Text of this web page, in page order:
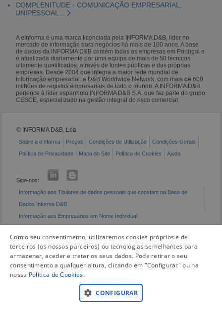
COMPLENITUDE - COMUNICAÇÃO EMPRESARIAL,
UNIPESSOAL...
A eInforma é uma marca licenciada pela INFORMA D&B, líder no
mercado de informação para negócios há mais de 100 anos. A base
de dados da INFORMA D&B contém todas as empresas em Portugal e
é atualizada diariamente por uma equipa de mais de 50 técnicos
altamente qualificados, através de fontes públicas e das próprias
empresas. Desde 2004 que integra a maior rede mundial de
informação empresarial: a D&B Worldwide Network, com mais de 600
milhões de registos empresariais de todo o mundo. A INFORMA D&B
pertence à líder espanhola INFORMA D&B S.A. que faz parte do grupo
CESCE, especializado na gestão integral do risco comercial.
© INFORMA D&B, Lda
Sobre a eInforma Preços Condições de Utilização
Condições Gerais
Política de Privacidade
Mapa do Site Política de Cookies Ajuda
Siga-nos:
Informação aos Titulares de dados pessoais que constam na Base de
Dados Informa D&B
Informação aos Empresários em Nome Individual
Com o seu consentimento, utilizaremos cookies próprios e de
terceiros (os nossos parceiros) ou tecnologias semelhantes para
armazenar, aceder e tratar os seus dados. Pode retirar o seu
consentimento a qualquer altura, clicando em "Configurar" ou na
nossa Politica de Cookies.
CONFIGURAR